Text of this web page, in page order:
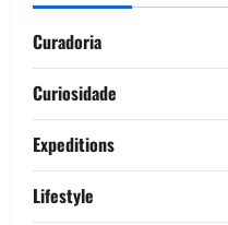
Curadoria
Curiosidade
Expeditions
Lifestyle